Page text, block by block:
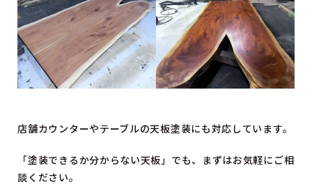
店舗カウンターやテーブルの天板塗装にも対応しています。
「塗装できるか分からない天板」でも、まずはお気軽にご相
談ください。